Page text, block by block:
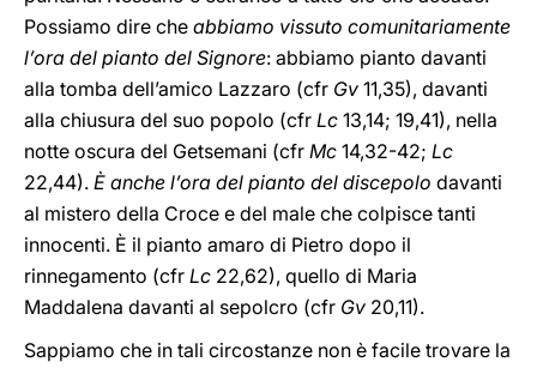
Possiamo dire che abbiamo vissuto comunitariamente
l’ora del pianto del Signore: abbiamo pianto davanti
alla tomba dell’amico Lazzaro (cfr Gv 11,35), davanti
alla chiusura del suo popolo (cfr Lc 13,14; 19,41), nella
notte oscura del Getsemani (cfr Mc 14,32-42; Lc
22,44). È anche l’ora del pianto del discepolo davanti
al mistero della Croce e del male che colpisce tanti
innocenti. È il pianto amaro di Pietro dopo il
rinnegamento (cfr Lc 22,62), quello di Maria
Maddalena davanti al sepolcro (cfr Gv 20,11).
Sappiamo che in tali circostanze non è facile trovare la